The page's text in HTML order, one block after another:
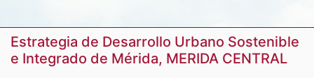
Estrategia de Desarrollo Urbano Sostenible
e Integrado de Mérida, MERIDA CENTRAL